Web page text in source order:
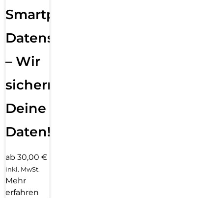
Smartphone
Datensicherung
– Wir
sichern
Deine
Daten!
ab 30,00 €
inkl. MwSt.
Mehr
erfahren